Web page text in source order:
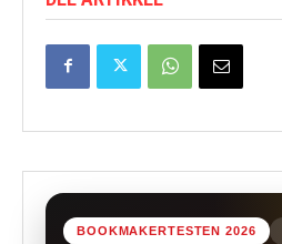
BOOKMAKERTESTEN 2026